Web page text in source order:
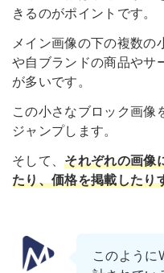
きるのがポイントです。
メイン画像の下の複数の
や自ブランドの商品やサ
が多いです。
この小さなブロック画像
ジャンプします。
そして、それぞれの画像
たり、価格を掲載したり
このように